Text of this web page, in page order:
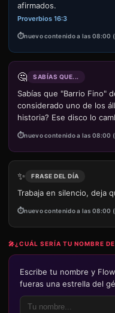
afirmados.
Proverbios 16:3
nuevo contenido a las 08:00
🤔 SABÍAS QUE...
Sabías que "Barrio Fino"
considerado uno de los
historia? Ese disco lo
nuevo contenido a las 08:00
✨ FRASE DEL DÍA
Trabaja en silencio, deja
nuevo contenido a las 08:00
🎤¿CUÁL SERÍA TU NOMBRE
Escribe tu nombre y
fueras una estrella del